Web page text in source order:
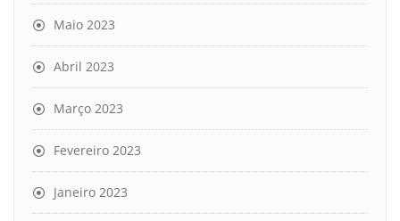
Maio 2023
Abril 2023
Março 2023
Fevereiro 2023
Janeiro 2023